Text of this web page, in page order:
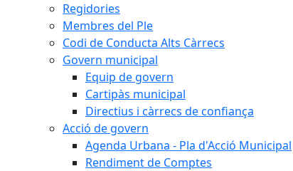
Regidories
Membres del Ple
Codi de Conducta Alts Càrrecs
Govern municipal
Equip de govern
Cartipàs municipal
Directius i càrrecs de confiança
Acció de govern
Agenda Urbana - Pla d'Acció Municipal
Rendiment de Comptes